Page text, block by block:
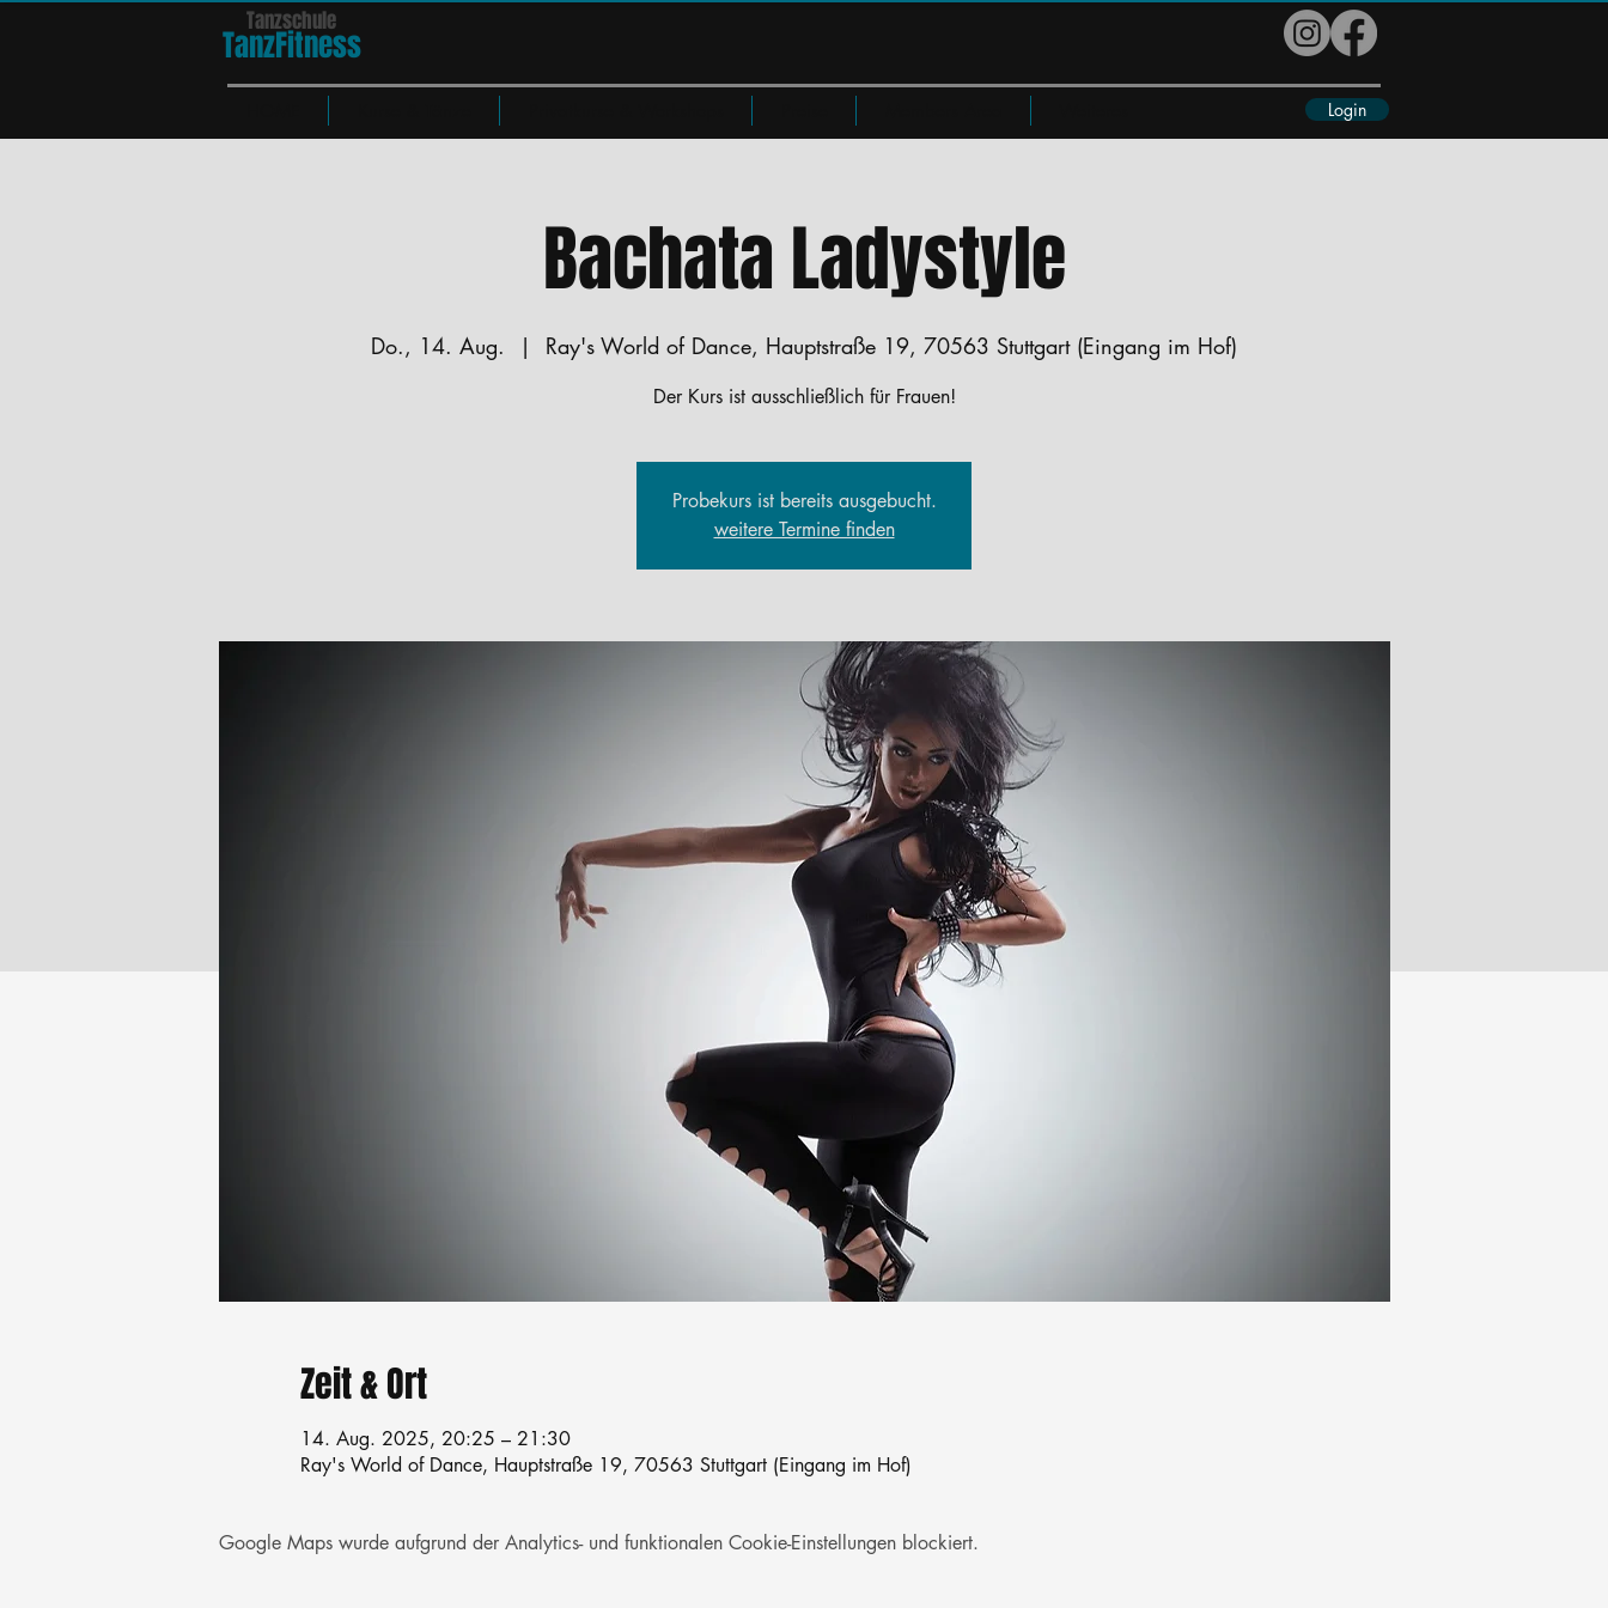
Tanzschule
TanzFitness
Login
Bachata Ladystyle
Do., 14. Aug.
  |
Ray's World of Dance, Hauptstraße 19, 70563 Stuttgart (Eingang im Hof)
Der Kurs ist ausschließlich für Frauen!
Probekurs ist bereits ausgebucht.
weitere Termine finden
Zeit & Ort
14. Aug. 2025, 20:25 – 21:30
Ray's World of Dance, Hauptstraße 19, 70563 Stuttgart (Eingang im Hof)
Google Maps wurde aufgrund der Analytics- und funktionalen Cookie-Einstellungen blockiert.